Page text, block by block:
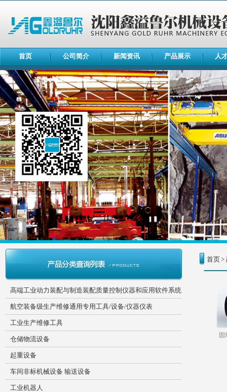
首页 公司简介 新闻资讯 产品展示 人
高端工业动力装配与制造装配质量控制仪器和应用软件系统
航空装备级生产维修通用专用工具/设备/仪器仪表
工业生产维修工具
仓储物流设备
起重设备
车间非标机械设备 输送设备
工业机器人
首页>
固